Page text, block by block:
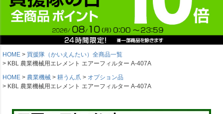
HOME
買援隊（かいえんたい）全商品一覧
KBL 農業機械用エレメント エアーフィルター A-407A
HOME
農業機械 耕うん爪
オプション品
KBL 農業機械用エレメント エアーフィルター A-407A